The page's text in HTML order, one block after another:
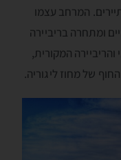
המרחב עצמו
ומתחרה בריביירה
המקורית,
של מחוז ליגוריה.